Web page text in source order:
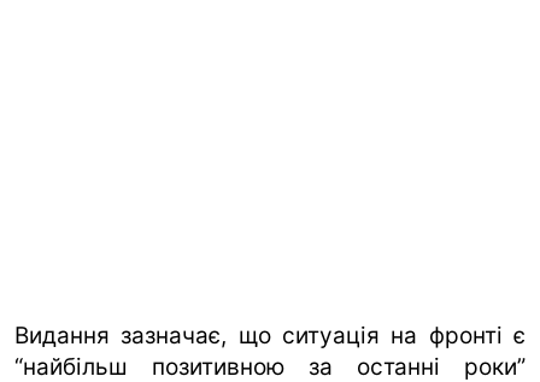
Видання зазначає, що ситуація на фронті є
“найбільш позитивною за останні роки”